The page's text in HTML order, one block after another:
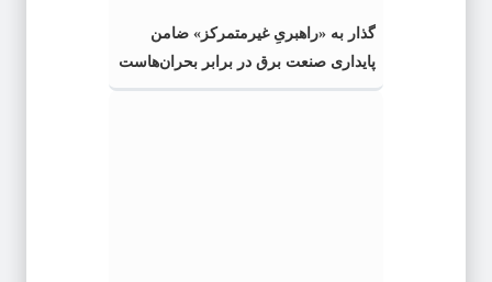
گذار به «راهبریِ غیرمتمرکز» ضامن
پایداری صنعت برق در برابر بحران‌هاست